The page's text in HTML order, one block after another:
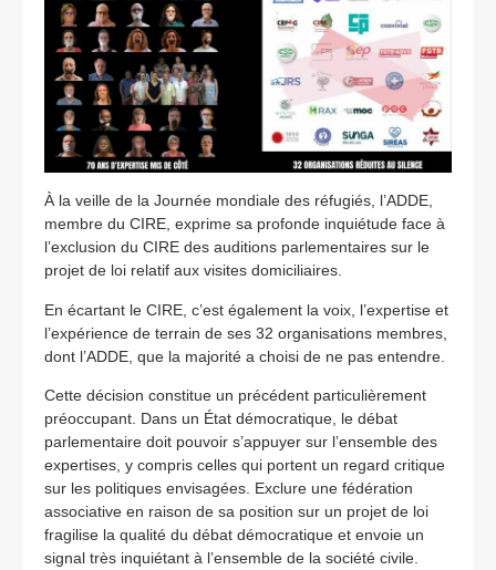
À la veille de la Journée mondiale des réfugiés, l’ADDE,
membre du CIRE, exprime sa profonde inquiétude face à
l’exclusion du CIRE des auditions parlementaires sur le
projet de loi relatif aux visites domiciliaires.
En écartant le CIRE, c’est également la voix, l’expertise et
l’expérience de terrain de ses 32 organisations membres,
dont l’ADDE, que la majorité a choisi de ne pas entendre.
Cette décision constitue un précédent particulièrement
préoccupant. Dans un État démocratique, le débat
parlementaire doit pouvoir s’appuyer sur l’ensemble des
expertises, y compris celles qui portent un regard critique
sur les politiques envisagées. Exclure une fédération
associative en raison de sa position sur un projet de loi
fragilise la qualité du débat démocratique et envoie un
signal très inquiétant à l’ensemble de la société civile.